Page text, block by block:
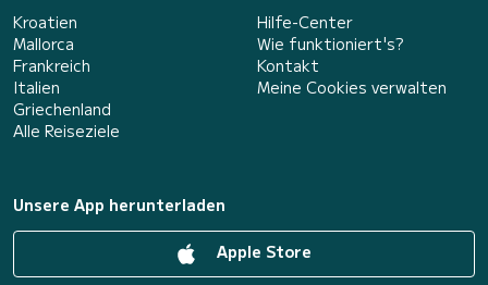
Kroatien
Mallorca
Frankreich
Italien
Griechenland
Alle Reiseziele
Hilfe-Center
Wie funktioniert's?
Kontakt
Meine Cookies verwalten
Unsere App herunterladen
Apple Store